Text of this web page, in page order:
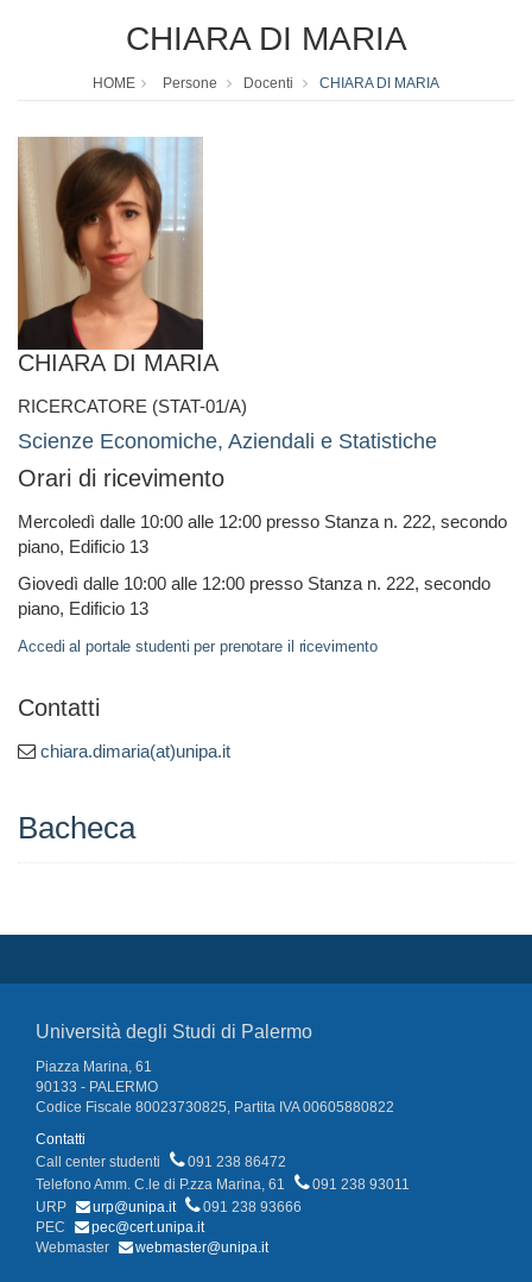
CHIARA DI MARIA
HOME Persone Docenti CHIARA DI MARIA
CHIARA DI MARIA
RICERCATORE (STAT-01/A)
Scienze Economiche, Aziendali e Statistiche
Orari di ricevimento
Mercoledì dalle 10:00 alle 12:00 presso Stanza n. 222, secondo
piano, Edificio 13
Giovedì dalle 10:00 alle 12:00 presso Stanza n. 222, secondo
piano, Edificio 13
Accedi al portale studenti per prenotare il ricevimento
Contatti
chiara.dimaria(at)unipa.it
Bacheca
Università degli Studi di Palermo
Piazza Marina, 61
90133 - PALERMO
Codice Fiscale 80023730825, Partita IVA 00605880822
Contatti
Call center studenti
091 238 86472
Telefono Amm. C.le di P.zza Marina, 61
091 238 93011
URP
urp@unipa.it
091 238 93666
PEC
pec@cert.unipa.it
Webmaster
webmaster@unipa.it